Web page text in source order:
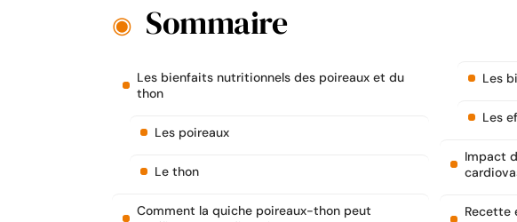
Sommaire
Les bienfaits nutritionnels des poireaux et du
thon
Les poireaux
Le thon
Comment la quiche poireaux-thon peut
Les
Les
Impact
Recette